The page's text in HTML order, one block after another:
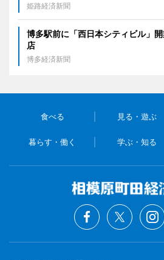
姫路経済新聞
博多駅前に「西日本シティビル」
店
博多経済新聞
食べる 見る・遊ぶ
暮らす・働く 学ぶ・知る